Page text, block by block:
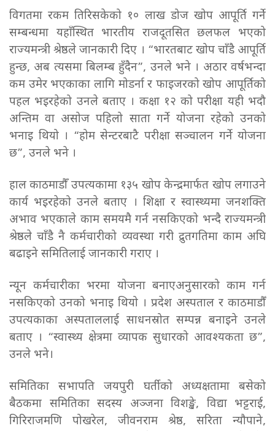
विगतमा रकम तिरिसकेको १० लाख डोज खोप आपूर्ति गर्ने
सम्बन्धमा यहाँस्थित भारतीय राजदूतसित छलफल भएको
राज्यमन्त्री श्रेष्ठले जानकारी दिए । “भारतबाट खोप चाँडै आपूर्ति
हुन्छ, अब त्यसमा बिलम्ब हुँदैन”, उनले भने । अठार वर्षभन्दा
कम उमेर भएकाका लागि मोडर्ना र फाइजरको खोप आपूर्तिको
पहल भइरहेको उनले बताए । कक्षा १२ को परीक्षा यही भदौ
अन्तिम वा असोज पहिलो साता गर्ने योजना रहेको उनको
भनाइ थियो । “होम सेन्टरबाटै परीक्षा सञ्चालन गर्ने योजना
छ”, उनले भने ।
हाल काठमाडौँ उपत्यकामा १३५ खोप केन्द्रमार्फत खोप लगाउने
कार्य भइरहेको उनले बताए । शिक्षा र स्वास्थ्यमा जनशक्ति
अभाव भएकाले काम समयमै गर्न नसकिएको भन्दै राज्यमन्त्री
श्रेष्ठले चाँडै नै कर्मचारीको व्यवस्था गरी द्रुतगतिमा काम अघि
बढाइने समितिलाई जानकारी गराए ।
न्यून कर्मचारीका भरमा योजना बनाएअनुसारको काम गर्न
नसकिएको उनको भनाइ थियो । प्रदेश अस्पताल र काठमाडौँ
उपत्यकाका अस्पताललाई साधनस्रोत सम्पन्न बनाइने उनले
बताए । “स्वास्थ्य क्षेत्रमा व्यापक सुधारको आवश्यकता छ”,
उनले भने।
समितिका सभापति जयपुरी घर्तीको अध्यक्षतामा बसेको
बैठकमा समितिका सदस्य अञ्जना विशङ्खे, विद्या भट्टराई,
गिरिराजमणि पोखरेल, जीवनराम श्रेष्ठ, सरिता न्यौपाने,